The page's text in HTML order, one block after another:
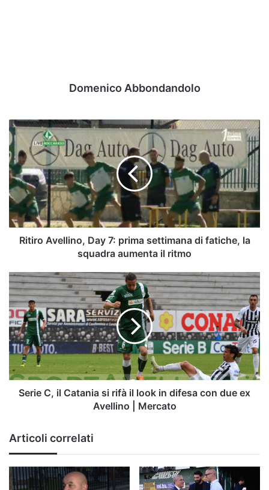
Domenico Abbondandolo
Ritiro
Avellino,
Day
7:
prima
settimana
di
fatiche,
la
squadra
ritmo
Ritiro Avellino, Day 7: prima settimana di fatiche, la
squadra aumenta il ritmo
Serie
C,
il
Catania
si
rifà
il
look
in
difesa
Avellino
|
Mercato
Serie C, il Catania si rifà il look in difesa con due ex
Avellino | Mercato
Articoli correlati